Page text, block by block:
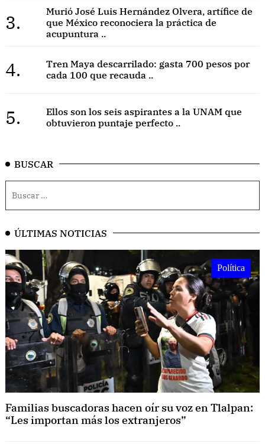
3.
Murió José Luis Hernández Olvera, artífice de
que México reconociera la práctica de
acupuntura ..
4.
Tren Maya descarrilado: gasta 700 pesos por
cada 100 que recauda ..
5.
Ellos son los seis aspirantes a la UNAM que
obtuvieron puntaje perfecto ..
BUSCAR
ÚLTIMAS NOTICIAS
Política
Familias buscadoras hacen oír su voz en Tlalpan:
“Les importan más los extranjeros”